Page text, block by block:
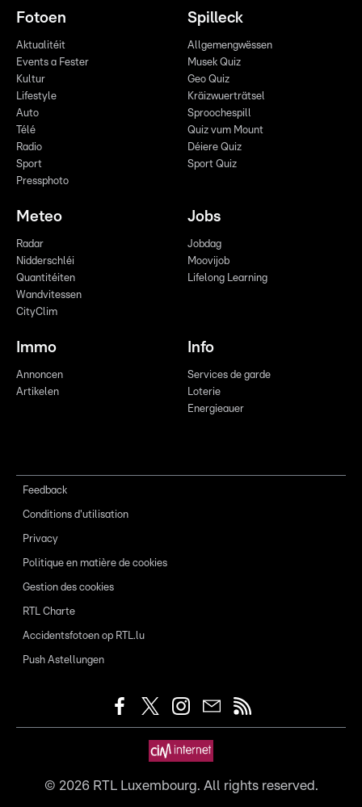
Fotoen
Aktualitéit
Events a Fester
Kultur
Lifestyle
Auto
Télé
Radio
Sport
Pressphoto
Spilleck
Allgemengwëssen
Musek Quiz
Geo Quiz
Kräizwuerträtsel
Sproochespill
Quiz vum Mount
Déiere Quiz
Sport Quiz
Meteo
Radar
Nidderschléi
Quantitéiten
Wandvitessen
CityClim
Jobs
Jobdag
Moovijob
Lifelong Learning
Immo
Annoncen
Artikelen
Info
Services de garde
Loterie
Energieauer
Feedback
Conditions d'utilisation
Privacy
Politique en matière de cookies
Gestion des cookies
RTL Charte
Accidentsfotoen op RTL.lu
Push Astellungen
© 2026RTL Luxembourg. All rights reserved.